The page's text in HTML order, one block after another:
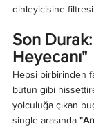
dinleyicisine
Son
Heyecanı"
Hepsi birbirinden
bütün gibi
yolculuğa çıkan
single arasında